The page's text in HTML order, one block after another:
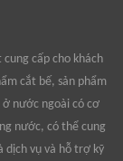
cấp cho khách
cắt bế, sản phẩm
ở nước ngoài có cơ
nước, có thể cung
dịch vụ và hỗ trợ kỹ